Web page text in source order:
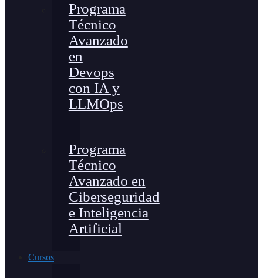
Programa
Técnico
Avanzado
en
Devops
con IA y
LLMOps
Programa
Técnico
Avanzado en
Ciberseguridad
e Inteligencia
Artificial
Cursos